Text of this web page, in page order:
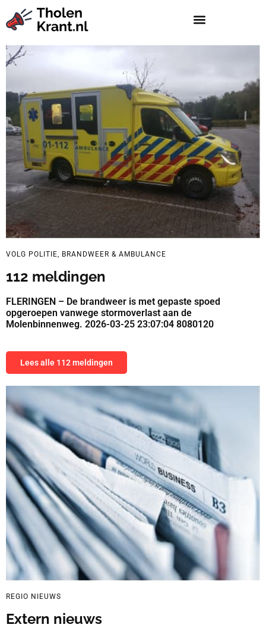
VOLG POLITIE, BRANDWEER & AMBULANCE
112 meldingen
FLERINGEN – De brandweer is met gepaste spoed
opgeroepen vanwege stormoverlast aan de
Molenbinnenweg. 2026-03-25 23:07:04 8080120
Lees alle 112 meldingen
REGIO NIEUWS
Extern nieuws